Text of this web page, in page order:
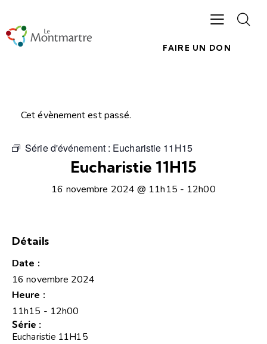
FAIRE UN DON
Cet évènement est passé.
Série d'événement : Eucharistie 11H15
Eucharistie 11H15
16 novembre 2024 @ 11h15 - 12h00
Détails
Date :
16 novembre 2024
Heure :
11h15 - 12h00
Série :
Eucharistie 11H15